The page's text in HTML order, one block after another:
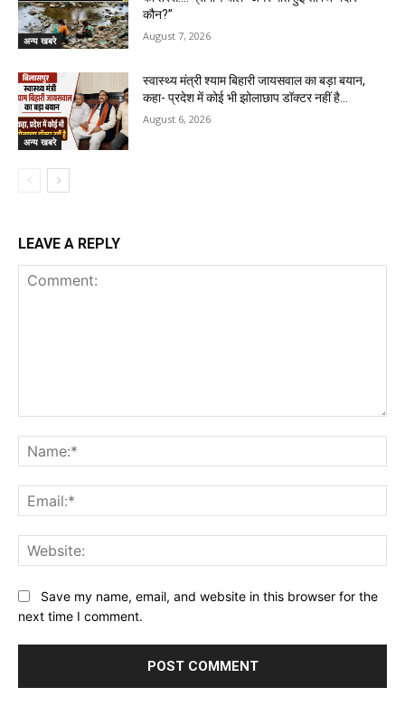
अन्य खबरे
कौन?”
August 7, 2026
अन्य खबरे
स्वास्थ्य मंत्री श्याम बिहारी जायसवाल का बड़ा बयान,
कहा- प्रदेश में कोई भी झोलाछाप डॉक्टर नहीं है…
August 6, 2026
LEAVE A REPLY
Save my name, email, and website in this browser for the
next time I comment.